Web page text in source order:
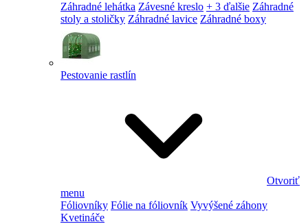
Záhradné lehátka Závesné kreslo + 3 ďalšie Záhradné
stoly a stoličky Záhradné lavice Záhradné boxy
Pestovanie rastlín
Otvoriť
menu
Fóliovníky Fólie na fóliovník Vyvýšené záhony
Kvetináče